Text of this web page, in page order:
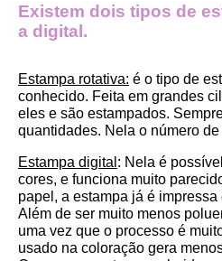
Existem dois tipos de
a digital.
Estampa rotativa: é o tipo de
conhecido. Feita em grandes
eles e são estampados.
quantidades. Nela o número
Estampa digital : Nela é
cores, e funciona muito
papel, a estampa já é
Além de ser muito menos
uma vez que o processo é
usado na coloração gera